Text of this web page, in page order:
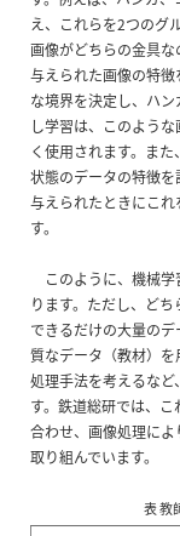
え、これらを2つのグ
画像がどちらの金具
与えられた画像の特
な境界を決定し、ハ
し学習は、このよう
く使用されます。ま
状態のデータの特徴
与えられたときにこ
す。
このように、機械学
ります。ただし、ど
できるだけの大量の
質なデータ（教材）
処理手法を考えるな
す。鉄道総研では、
合わせ、画像処理に
取り組んでいます。
表 教